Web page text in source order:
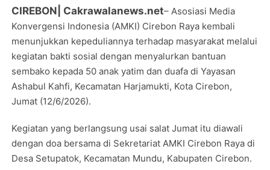
CIREBON| Cakrawalanews.net– Asosiasi Media
Konvergensi Indonesia (AMKI) Cirebon Raya kembali
menunjukkan kepeduliannya terhadap masyarakat melalui
kegiatan bakti sosial dengan menyalurkan bantuan
sembako kepada 50 anak yatim dan duafa di Yayasan
Ashabul Kahfi, Kecamatan Harjamukti, Kota Cirebon,
Jumat (12/6/2026).
Kegiatan yang berlangsung usai salat Jumat itu diawali
dengan doa bersama di Sekretariat AMKI Cirebon Raya di
Desa Setupatok, Kecamatan Mundu, Kabupaten Cirebon.